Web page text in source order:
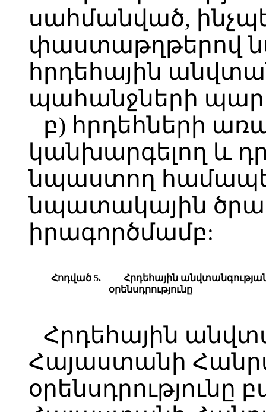
սահմանված,
փաստաթղթերով
հրդեհային
պահանջների
բ) հրդեհների
կանխարգելող և
նպաստող
նպատակային
իրագործմամբ:
Հոդված 5. Հրդեհային
օրենսդրությունը
Հրդեհային
Հայաստանի
օրենսդրությունը